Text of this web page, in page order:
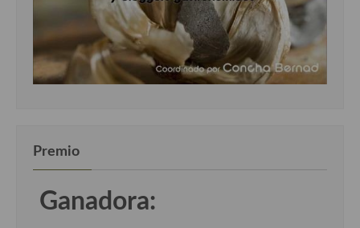
Premio
Ganadora: